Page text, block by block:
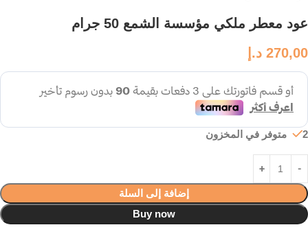
عود معطر ملكي مؤسسة الشمع 50 جرام
270,00 د.إ
2 متوفر في المخزون
إضافة إلى السلة
Buy now